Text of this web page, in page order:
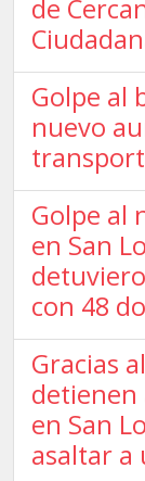
de
Golpe al
nuevo
Golpe al
en San
con 48
Gracias
detienen
en San
asaltar a